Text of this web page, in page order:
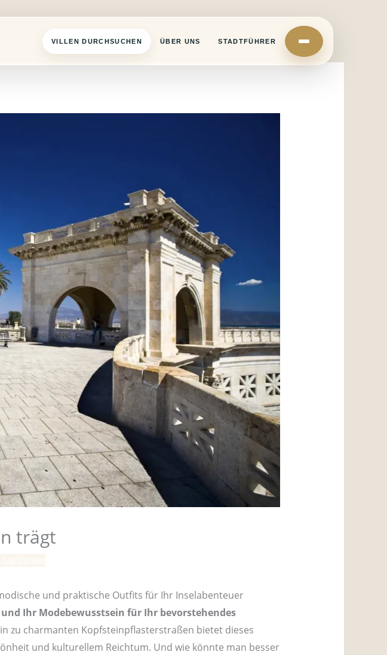
VILLEN DURCHSUCHEN ÜBER UNS STADTFÜHRER
trägt
und praktische Outfits für Ihr Inselabenteuer
Ihr Modebewusstsein für Ihr bevorstehendes
zu charmanten Kopfsteinpflasterstraßen bietet dieses
und kulturellem Reichtum. Und wie könnte man besser